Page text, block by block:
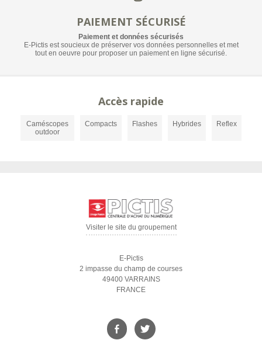
PAIEMENT SÉCURISÉ
Paiement et données sécurisés
E-Pictis est soucieux de préserver vos données personnelles et met
tout en oeuvre pour proposer un paiement en ligne sécurisé.
Accès rapide
Caméscopes
outdoor
Compacts Flashes Hybrides Reflex
Visiter le site du groupement
E-Pictis
2 impasse du champ de courses
49400 VARRAINS
FRANCE